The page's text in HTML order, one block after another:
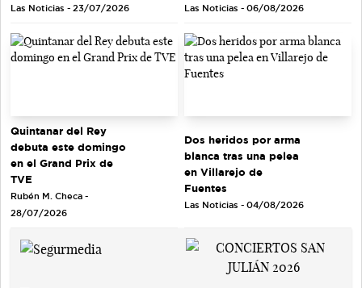
Las Noticias - 23/07/2026 Las Noticias - 06/08/2026
Quintanar del Rey
debuta este domingo
en el Grand Prix de
TVE
Rubén M. Checa -
28/07/2026
Dos heridos por arma
blanca tras una pelea
en Villarejo de
Fuentes
Las Noticias - 04/08/2026